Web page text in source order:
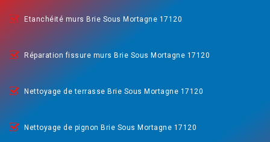
Etanchéité murs Brie Sous Mortagne 17120
Réparation fissure murs Brie Sous Mortagne 17120
Nettoyage de terrasse Brie Sous Mortagne 17120
Nettoyage de pignon Brie Sous Mortagne 17120